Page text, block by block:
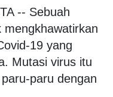
-- Sebuah
mengkhawatirkan
19 yang
Mutasi virus itu
paru dengan